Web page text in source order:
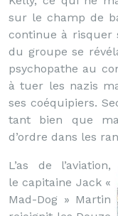
sur le champ de
continue à risquer
du groupe se
psychopathe au
à tuer les nazis
ses coéquipiers.
tant bien que
d’ordre dans les
L’as de l’aviation,
le capitaine Jack «
Mad-Dog » Martin